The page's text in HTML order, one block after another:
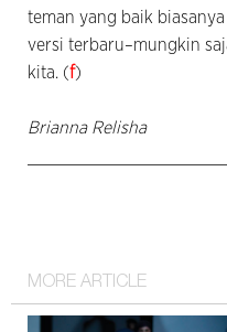
teman yang baik
versi terbaru–mungkin
kita. (f)
Brianna Relisha
MORE ARTICLE